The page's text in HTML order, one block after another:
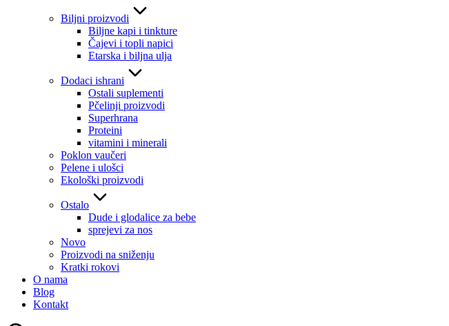
Biljni proizvodi
Biljne kapi i tinkture
Čajevi i topli napici
Etarska i biljna ulja
Dodaci ishrani
Ostali suplementi
Pčelinji proizvodi
Superhrana
Proteini
vitamini i minerali
Poklon vaučeri
Pelene i ulošci
Ekološki proizvodi
Ostalo
Dude i glodalice za bebe
sprejevi za nos
Novo
Proizvodi na sniženju
Kratki rokovi
O nama
Blog
Kontakt